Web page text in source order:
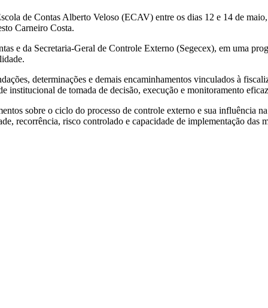
de Contas Alberto Veloso (ECAV) entre os dias 12 e 14 de
Carneiro Costa.
e da Secretaria-Geral de Controle Externo (Segecex), em uma
determinações e demais encaminhamentos vinculados à
institucional de tomada de decisão, execução e monitoramento
sobre o ciclo do processo de controle externo e sua influência
recorrência, risco controlado e capacidade de implementação das